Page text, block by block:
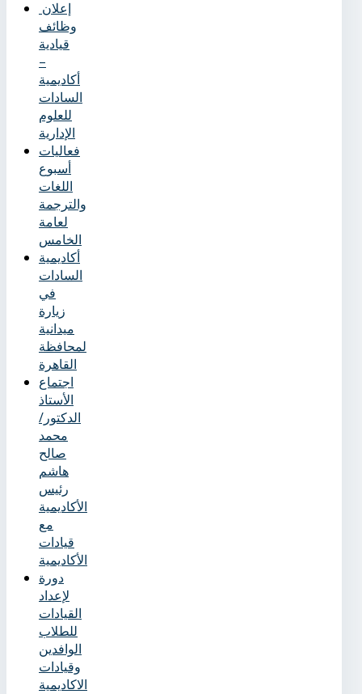
وظائف
قيادية
–
أكاديمية
السادات
للعلوم
الإدارية
فعاليات
أسبوع
اللغات
والترجمة
لعامة
الخامس
أكاديمية
السادات
في
زيارة
ميدانية
لمحافظة
القاهرة
اجتماع
الأستاذ
الدكتور/
محمد
صالح
هاشم
رئيس
الأكاديمية
مع
قيادات
الأكاديمية
دورة
لإعداد
القيادات
للطلاب
الوافدين
وقيادات
الاكاديمية